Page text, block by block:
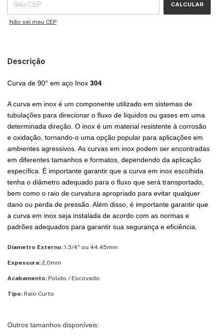
CALCULAR
Não sei meu CEP
Descrição
Curva de 90° em aço Inox 304
A curva em inox é um componente utilizado em sistemas de
tubulações para direcionar o fluxo de líquidos ou gases em uma
determinada direção. O inox é um material resistente à corrosão
e oxidação, tornando-o uma opção popular para aplicações em
ambientes agressivos. As curvas em inox podem ser encontradas
em diferentes tamanhos e formatos, dependendo da aplicação
específica. É importante garantir que a curva em inox escolhida
tenha o diâmetro adequado para o fluxo que será transportado,
bem como o raio de curvatura apropriado para evitar qualquer
dano ou perda de pressão. Além disso, é importante garantir que
a curva em inox seja instalada de acordo com as normas e
padrões adequados para garantir sua segurança e eficiência.
Diametro Externo: 1.3/4" ou 44,45mm
Expessura: 2,0mm
Acabamento: Polido / Escovado
Tipo: Raio Curto
Outros tamanhos disponíveis: